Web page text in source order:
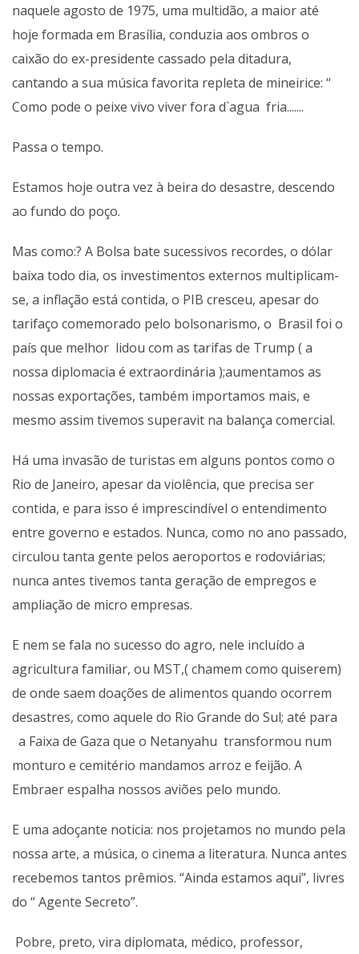
naquele agosto de 1975, uma multidão, a maior até
hoje formada em Brasília, conduzia aos ombros o
caixão do ex-presidente cassado pela ditadura,
cantando a sua música favorita repleta de mineirice: “
Como pode o peixe vivo viver fora d`agua fria.......
Passa o tempo.
Estamos hoje outra vez à beira do desastre, descendo
ao fundo do poço.
Mas como:? A Bolsa bate sucessivos recordes, o dólar
baixa todo dia, os investimentos externos multiplicam-
se, a inflação está contida, o PIB cresceu, apesar do
tarifaço comemorado pelo bolsonarismo, o Brasil foi o
país que melhor lidou com as tarifas de Trump ( a
nossa diplomacia é extraordinária );aumentamos as
nossas exportações, também importamos mais, e
mesmo assim tivemos superavit na balança comercial.
Há uma invasão de turistas em alguns pontos como o
Rio de Janeiro, apesar da violência, que precisa ser
contida, e para isso é imprescindível o entendimento
entre governo e estados. Nunca, como no ano passado,
circulou tanta gente pelos aeroportos e rodoviárias;
nunca antes tivemos tanta geração de empregos e
ampliação de micro empresas.
E nem se fala no sucesso do agro, nele incluído a
agricultura familiar, ou MST,( chamem como quiserem)
de onde saem doações de alimentos quando ocorrem
desastres, como aquele do Rio Grande do Sul; até para
a Faixa de Gaza que o Netanyahu transformou num
monturo e cemitério mandamos arroz e feijão. A
Embraer espalha nossos aviões pelo mundo.
E uma adoçante noticia: nos projetamos no mundo pela
nossa arte, a música, o cinema a literatura. Nunca antes
recebemos tantos prêmios. “Ainda estamos aqui”, livres
do “ Agente Secreto”.
Pobre, preto, vira diplomata, médico, professor,